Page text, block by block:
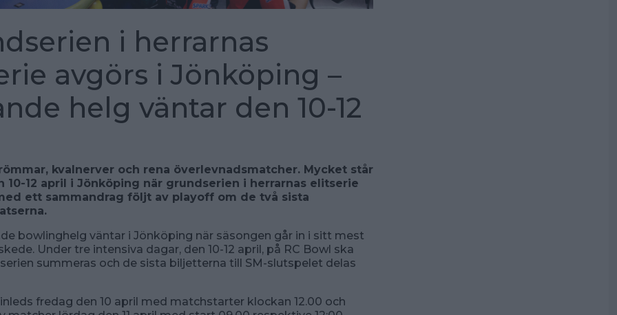
i herrarnas
avgörs i Jönköping –
helg väntar den 10-12
kvalnerver och rena överlevnadsmatcher. Mycket står
10-12 april i Jönköping när grundserien i herrarnas elitserie
ett sammandrag följt av playoff om de två sista
bowlinghelg väntar i Jönköping när säsongen går in i sitt mest
Under tre intensiva dagar, den 10-12 april, på RC Bowl ska
summeras och de sista biljetterna till SM-slutspelet delas
fredag den 10 april med matchstarter klockan 12.00 och